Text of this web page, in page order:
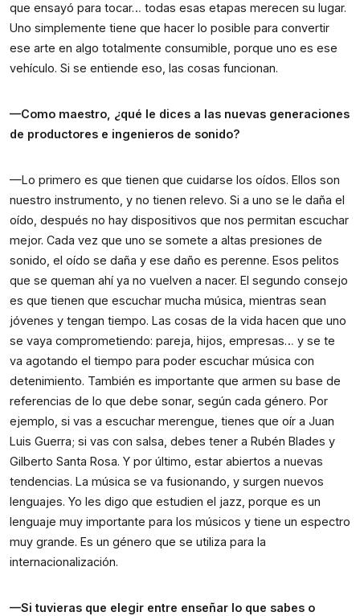
que ensayó para tocar… todas esas etapas merecen su lugar.
Uno simplemente tiene que hacer lo posible para convertir
ese arte en algo totalmente consumible, porque uno es ese
vehículo. Si se entiende eso, las cosas funcionan.
—Como maestro, ¿qué le dices a las nuevas generaciones
de productores e ingenieros de sonido?
—Lo primero es que tienen que cuidarse los oídos. Ellos son
nuestro instrumento, y no tienen relevo. Si a uno se le daña el
oído, después no hay dispositivos que nos permitan escuchar
mejor. Cada vez que uno se somete a altas presiones de
sonido, el oído se daña y ese daño es perenne. Esos pelitos
que se queman ahí ya no vuelven a nacer. El segundo consejo
es que tienen que escuchar mucha música, mientras sean
jóvenes y tengan tiempo. Las cosas de la vida hacen que uno
se vaya comprometiendo: pareja, hijos, empresas… y se te
va agotando el tiempo para poder escuchar música con
detenimiento. También es importante que armen su base de
referencias de lo que debe sonar, según cada género. Por
ejemplo, si vas a escuchar merengue, tienes que oír a Juan
Luis Guerra; si vas con salsa, debes tener a Rubén Blades y
Gilberto Santa Rosa. Y por último, estar abiertos a nuevas
tendencias. La música se va fusionando, y surgen nuevos
lenguajes. Yo les digo que estudien el jazz, porque es un
lenguaje muy importante para los músicos y tiene un espectro
muy grande. Es un género que se utiliza para la
internacionalización.
—Si tuvieras que elegir entre enseñar lo que sabes o